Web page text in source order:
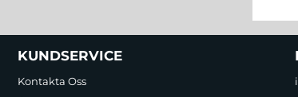
Sidfot Blandad info och
KUNDSERVICE
Kontakta Oss